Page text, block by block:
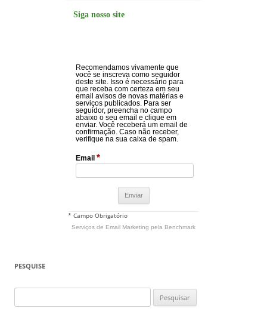
Siga nosso site
Recomendamos vivamente que
você se inscreva como seguidor
deste site. Isso é necessário para
que receba com certeza em seu
email avisos de novas matérias e
serviços publicados. Para ser
seguidor, preencha no campo
abaixo o seu email e clique em
enviar. Você receberá um email de
confirmação. Caso não receber,
verifique na sua caixa de spam.
Email *
* Campo Obrigatório
Serviços de Email Marketing pela Benchmark
PESQUISE
por: